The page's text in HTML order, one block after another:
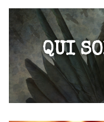
QUI